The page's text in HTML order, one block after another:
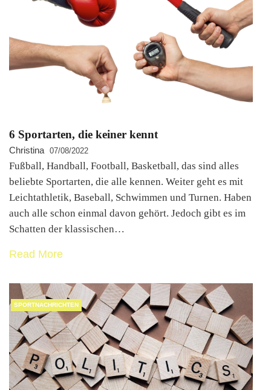
6 Sportarten, die keiner kennt
Christina 07/08/2022
Fußball, Handball, Football, Basketball, das sind alles
beliebte Sportarten, die alle kennen. Weiter geht es mit
Leichtathletik, Baseball, Schwimmen und Turnen. Haben
auch alle schon einmal davon gehört. Jedoch gibt es im
Schatten der klassischen…
Read More
SPORTNACHRICHTEN